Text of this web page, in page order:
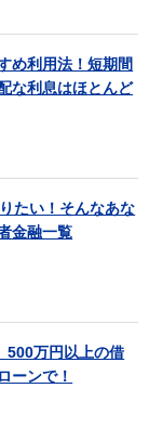
め利用法！短期間
な利息はほとんど
たい！そんなあな
金融一覧
500万円以上の借
ーンで！